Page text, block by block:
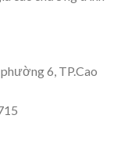
6, TP.Cao